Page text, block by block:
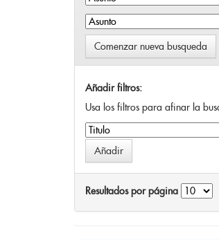
Comenzar nueva busqueda
Añadir filtros:
Usa los filtros para afinar la
Resultados por página